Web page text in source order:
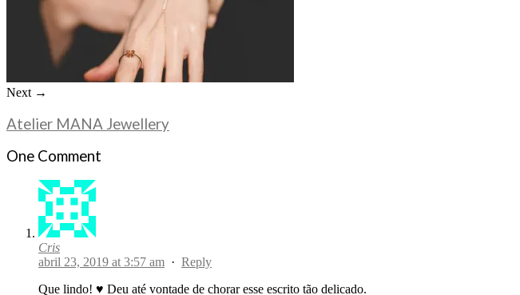
Next →
Atelier MANA Jewellery
One Comment
Cris
abril 23, 2019 at 3:57 am · Reply
Que lindo! ♥ Deu até vontade de chorar esse escrito tão delicado.